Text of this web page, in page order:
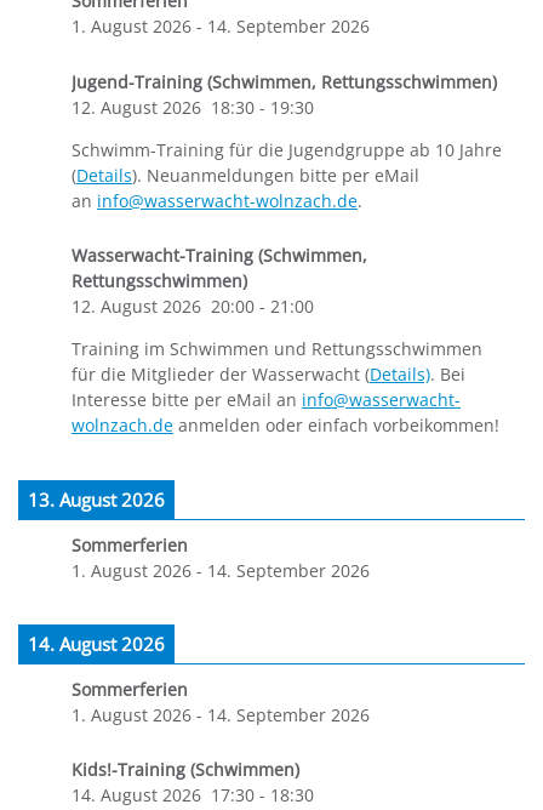
1. August 2026 - 14. September 2026
Jugend-Training (Schwimmen, Rettungsschwimmen)
12. August 2026 18:30 - 19:30
Schwimm-Training für die Jugendgruppe ab 10 Jahre
(Details). Neuanmeldungen bitte per eMail
an info@wasserwacht-wolnzach.de.
Wasserwacht-Training (Schwimmen,
Rettungsschwimmen)
12. August 2026 20:00 - 21:00
Training im Schwimmen und Rettungsschwimmen
für die Mitglieder der Wasserwacht (Details). Bei
Interesse bitte per eMail an info@wasserwacht-
wolnzach.de anmelden oder einfach vorbeikommen!
13. August 2026
Sommerferien
1. August 2026 - 14. September 2026
14. August 2026
Sommerferien
1. August 2026 - 14. September 2026
Kids!-Training (Schwimmen)
14. August 2026 17:30 - 18:30